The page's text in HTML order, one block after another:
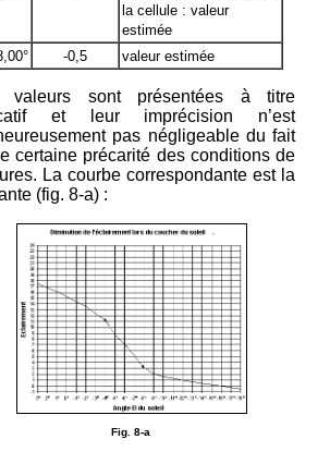
la cellule : valeur
estimée
-0,5 valeur estimée
valeurs sont présentées à titre
et leur imprécision n’est
pas négligeable du fait
certaine précarité des conditions de
La courbe correspondante est la
(fig. 8-a) :
Fig. 8-a